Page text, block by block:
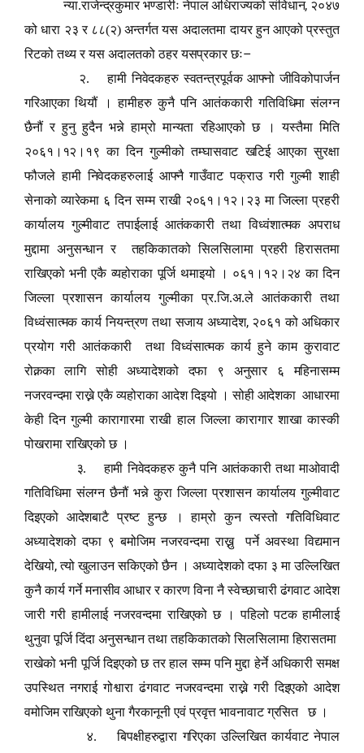
न्या.राजेन्द्रकुमार भण्डारीः नेपाल अधिराज्यको संविधान, २०४७
को धारा २३ र ८८(२) अन्तर्गत यस अदालतमा दायर हुन आएको प्रस्तुत
रिटको तथ्य र यस अदालतको ठहर यसप्रकार छः–
२. हामी निवेदकहरु स्वतन्त्रपूर्वक आफ्नो जीविकोपार्जन
गरिआएका थियौं । हामीहरु कुनै पनि आतंककारी गतिविधिमा संलग्न
छैनौं र हुनु हुदैन भन्ने हाम्रो मान्यता रहिआएको छ । यस्तैमा मिति
२०६१।१२।१९ का दिन गुल्मीको तम्घासवाट खटिई आएका सुरक्षा
फौजले हामी निवेदकहरुलाई आफ्नै गाउँवाट पक्राउ गरी गुल्मी शाही
सेनाको व्यारेकमा ६ दिन सम्म राखी २०६१।१२।२३ मा जिल्ला प्रहरी
कार्यालय गुल्मीवाट तपाईलाई आतंककारी तथा विध्वंशात्मक अपराध
मुद्दामा अनुसन्धान र तहकिकातको सिलसिलामा प्रहरी हिरासतमा
राखिएको भनी एकै व्यहोराका पूर्जि थमाइयो । ०६१।१२।२४ का दिन
जिल्ला प्रशासन कार्यालय गुल्मीका प्र.जि.अ.ले आतंककारी तथा
विध्वंसात्मक कार्य नियन्त्रण तथा सजाय अध्यादेश, २०६१ को अधिकार
प्रयोग गरी आतंककारी तथा विध्वंसात्मक कार्य हुने काम कुरावाट
रोक्नका लागि सोही अध्यादेशको दफा ९ अनुसार ६ महिनासम्म
नजरवन्दमा राख्ने एकै व्यहोराका आदेश दिइयो । सोही आदेशका आधारमा
केही दिन गुल्मी कारागारमा राखी हाल जिल्ला कारागार शाखा कास्की
पोखरामा राखिएको छ ।
३. हामी निवेदकहरु कुनै पनि आतंककारी तथा माओवादी
गतिविधिमा संलग्न छैनौं भन्ने कुरा जिल्ला प्रशासन कार्यालय गुल्मीवाट
दिइएको आदेशबाटै प्रष्ट हुन्छ । हाम्रो कुन त्यस्तो गतिविधिवाट
अध्यादेशको दफा ९ बमोजिम नजरवन्दमा राख्नु पर्ने अवस्था विद्यमान
देखियो,त्यो खुलाउन सकिएको छैन । अध्यादेशको दफा ३ मा उल्लिखित
कुनै कार्य गर्ने मनासीव आधार र कारण विना नै स्वेच्छाचारी ढंगवाट आदेश
जारी गरी हामीलाई नजरवन्दमा राखिएको छ । पहिलो पटक हामीलाई
थुनुवा पूर्जि दिंदा अनुसन्धान तथा तहकिकातको सिलसिलामा हिरासतमा
राखेको भनी पूर्जि दिइएको छ तर हाल सम्म पनि मुद्दा हेर्ने अधिकारी समक्ष
उपस्थित नगराई गोश्वारा ढंगवाट नजरवन्दमा राख्ने गरी दिइएको आदेश
वमोजिम राखिएको थुना गैरकानूनी एवं प्रवृत्त भावनावाट ग्रसित छ ।
४. बिपक्षीहरुद्वारा गरिएका उल्लिखित कार्यवाट नेपाल